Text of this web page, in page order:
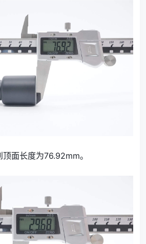
面长度为76.92mm。